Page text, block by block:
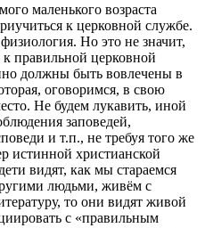
маленького возраста
к церковной службе.
Но это не значит,
правильной церковной
должны быть вовлечены в
оговоримся, в свою
Не будем лукавить, иной
заповедей,
и т.п., не требуя того же
истинной христианской
видят, как мы стараемся
людьми, живём с
то они видят живой
с «правильным